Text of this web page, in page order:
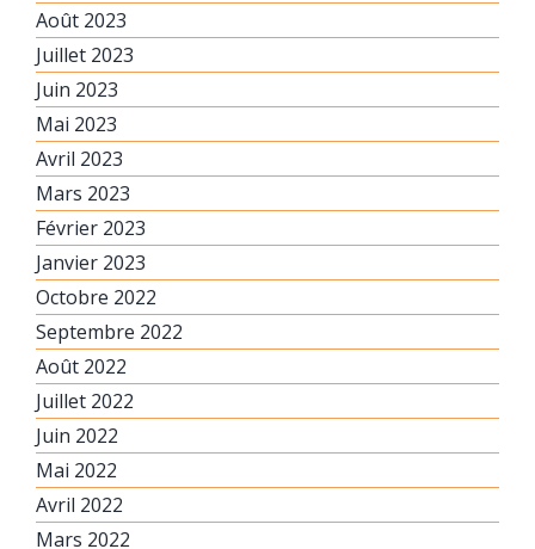
Août 2023
Juillet 2023
Juin 2023
Mai 2023
Avril 2023
Mars 2023
Février 2023
Janvier 2023
Octobre 2022
Septembre 2022
Août 2022
Juillet 2022
Juin 2022
Mai 2022
Avril 2022
Mars 2022